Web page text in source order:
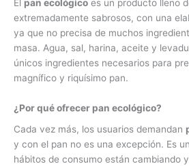
El pan ecológico es un producto lleno
extremadamente sabrosos, con una
ya que no precisa de muchos
masa. Agua, sal, harina, aceite y
únicos ingredientes necesarios para
magnífico y riquísimo pan.
¿Por qué ofrecer pan ecológico?
Cada vez más, los usuarios demandan
y con el pan no es una excepción. Es
hábitos de consumo están cambiando